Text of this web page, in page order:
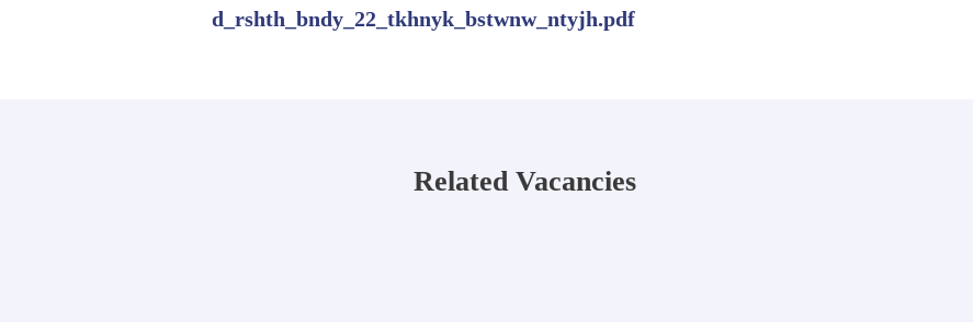
d_rshth_bndy_22_tkhnyk_bstwnw_ntyjh.pdf
Related Vacancies